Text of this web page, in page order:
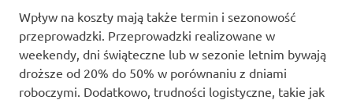
Wpływ na koszty mają także termin i sezonowość
przeprowadzki. Przeprowadzki realizowane w
weekendy, dni świąteczne lub w sezonie letnim bywają
droższe od 20% do 50% w porównaniu z dniami
roboczymi. Dodatkowo, trudności logistyczne, takie jak